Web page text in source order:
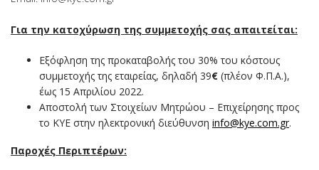
Για την κατοχύρωση της συμμετοχής σας απαιτείται:
Εξόφληση της προκαταβολής του 30% του κόστους
συμμετοχής της εταιρείας, δηλαδή 39€ (πλέον Φ.Π.Α.),
έως 15 Απριλίου 2022.
Αποστολή των Στοιχείων Μητρώου – Επιχείρησης προς
το ΚΥΕ στην ηλεκτρονική διεύθυνση info@kye.com.gr.
Παροχές Περιπτέρων: